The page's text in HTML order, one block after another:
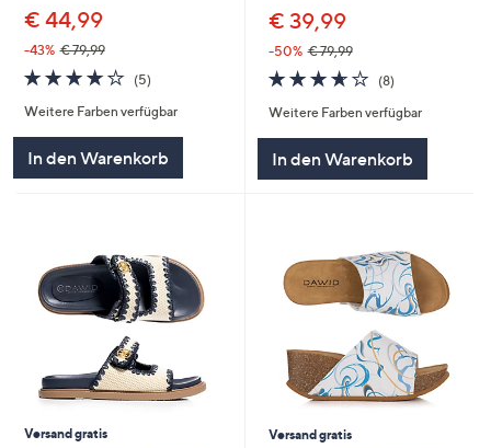
€ 44,99
-43% € 79,99
4.2
von
5
(5)5
Weitere Farben verfügbar
In den Warenkorb
€ 39,99
-50% € 79,99
3.6
von
5
(8)8
Weitere Farben verfügbar
In den Warenkorb
Versand gratis
Versand gratis